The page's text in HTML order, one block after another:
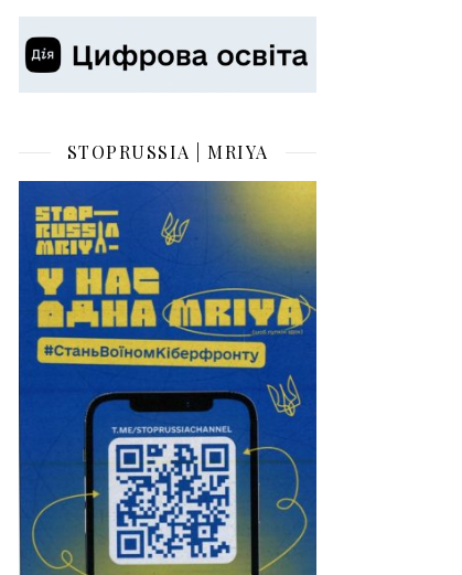
STOPRUSSIA | MRIYA